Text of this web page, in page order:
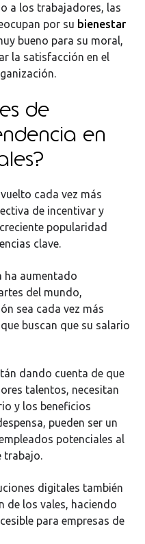
a los trabajadores, las
por su bienestar
bueno para su moral,
la satisfacción en el
de
en
cada vez más
de incentivar y
popularidad
clave.
ha aumentado
del mundo,
sea cada vez más
buscan que su salario
dando cuenta de que
talentos, necesitan
y los beneficios
pueden ser un
potenciales al
trabajo.
digitales también
de los vales, haciendo
para empresas de